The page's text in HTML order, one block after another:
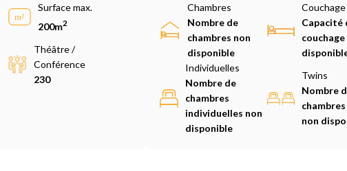
Surface max.
200m2
Théâtre /
Conférence
230
Chambres
Nombre de
chambres non
disponible
Couchage
Capacité
couchage
Individuelles
Nombre de
chambres
individuelles non
disponible
Twins
Nombre
non